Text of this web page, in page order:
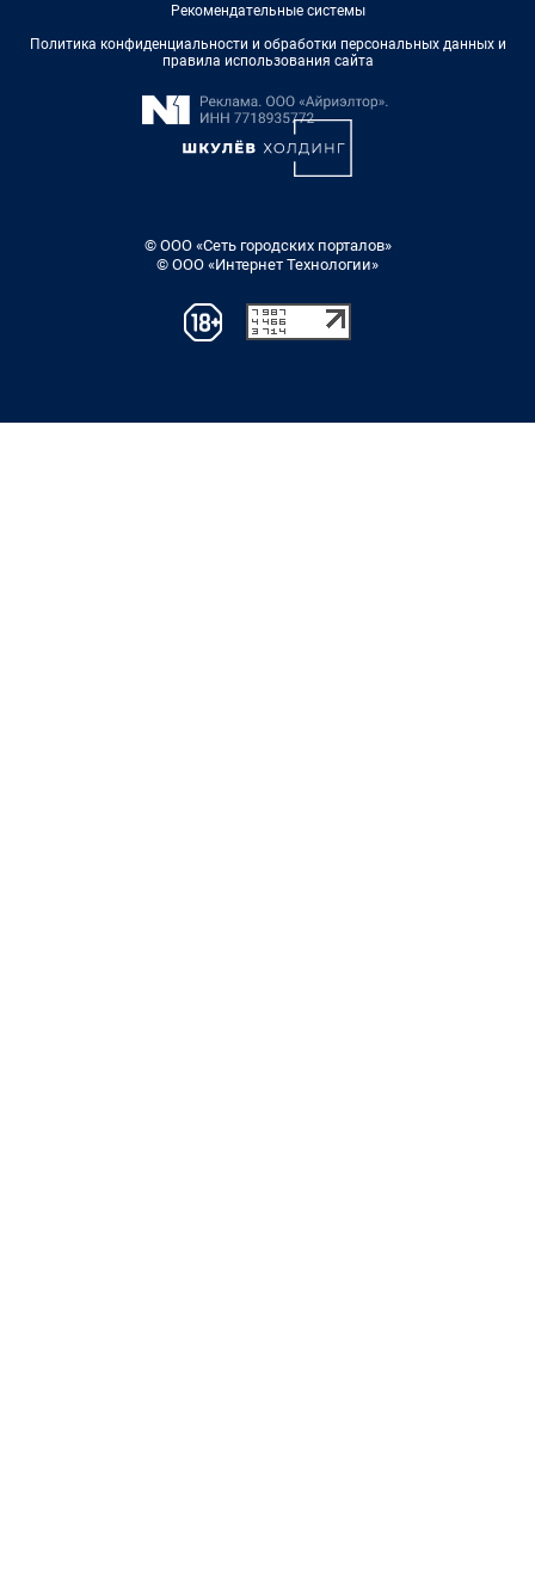
Рекомендательные системы
Политика конфиденциальности и обработки персональных данных и
правила использования сайта
© ООО «Сеть городских порталов»
© ООО «Интернет Технологии»